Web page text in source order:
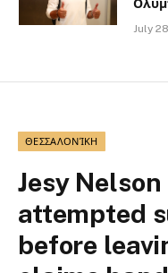
July
ΘΕΣΣΑΛΟΝΊΚΗ
Jesy
attempted
before